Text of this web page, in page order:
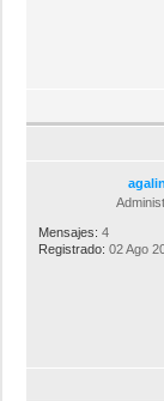
Mensajes: 4
Registrado: 02 Ago